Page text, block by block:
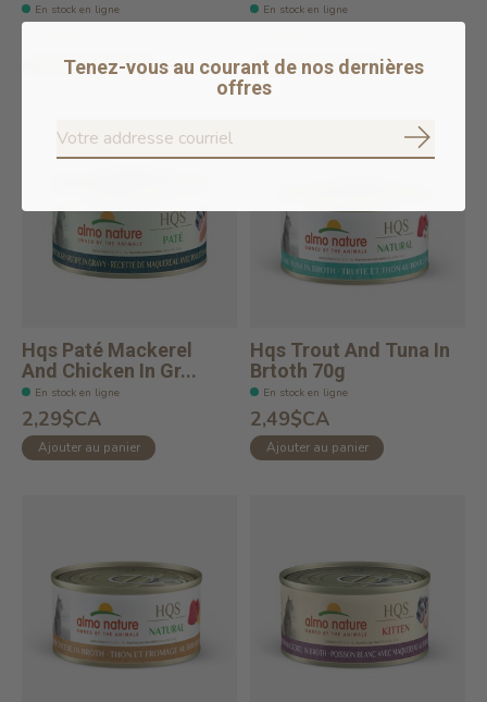
En stock en ligne
Ajouter au panier
En stock en ligne
Ajouter au panier
Hqs Paté Mackerel
And Chicken In Gr...
En stock en ligne
2,29$CA
Ajouter au panier
Hqs Trout And Tuna In
Brtoth 70g
En stock en ligne
2,49$CA
Ajouter au panier
Tenez-vous au courant de nos dernières
offres